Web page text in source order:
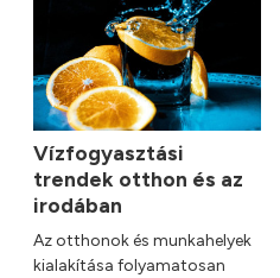
Vízfogyasztási
trendek otthon és az
irodában
Az otthonok és munkahelyek
kialakítása folyamatosan